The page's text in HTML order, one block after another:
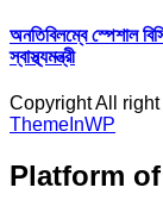
অনতিবিলম্বে স্পেশাল
স্বাস্থ্যমন্ত্রী
Copyright All
ThemeInWP
Platform